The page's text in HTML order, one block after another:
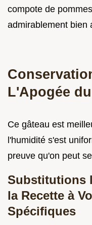
compote de
admirablement bien
L'Apogée
Ce gâteau est
l'humidité s'est
preuve qu'on peut
Substitutions
la Recette à
Spécifiques